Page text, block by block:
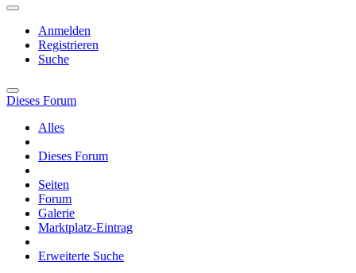
Anmelden
Registrieren
Suche
Dieses Forum
Alles
Dieses Forum
Seiten
Forum
Galerie
Marktplatz-Eintrag
Erweiterte Suche